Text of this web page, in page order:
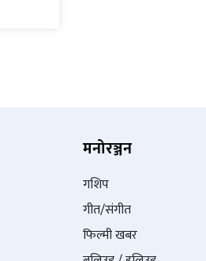
मनोरञ्जन
गशिप
गीत/संगीत
फिल्मी खबर